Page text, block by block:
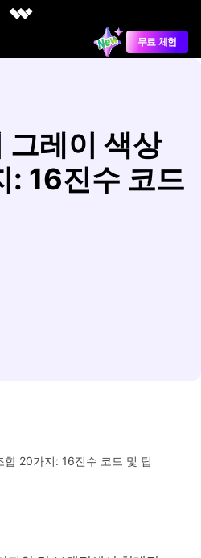
무료 체험
그레이 색상
: 16진수 코드
20가지: 16진수 코드 및 팁